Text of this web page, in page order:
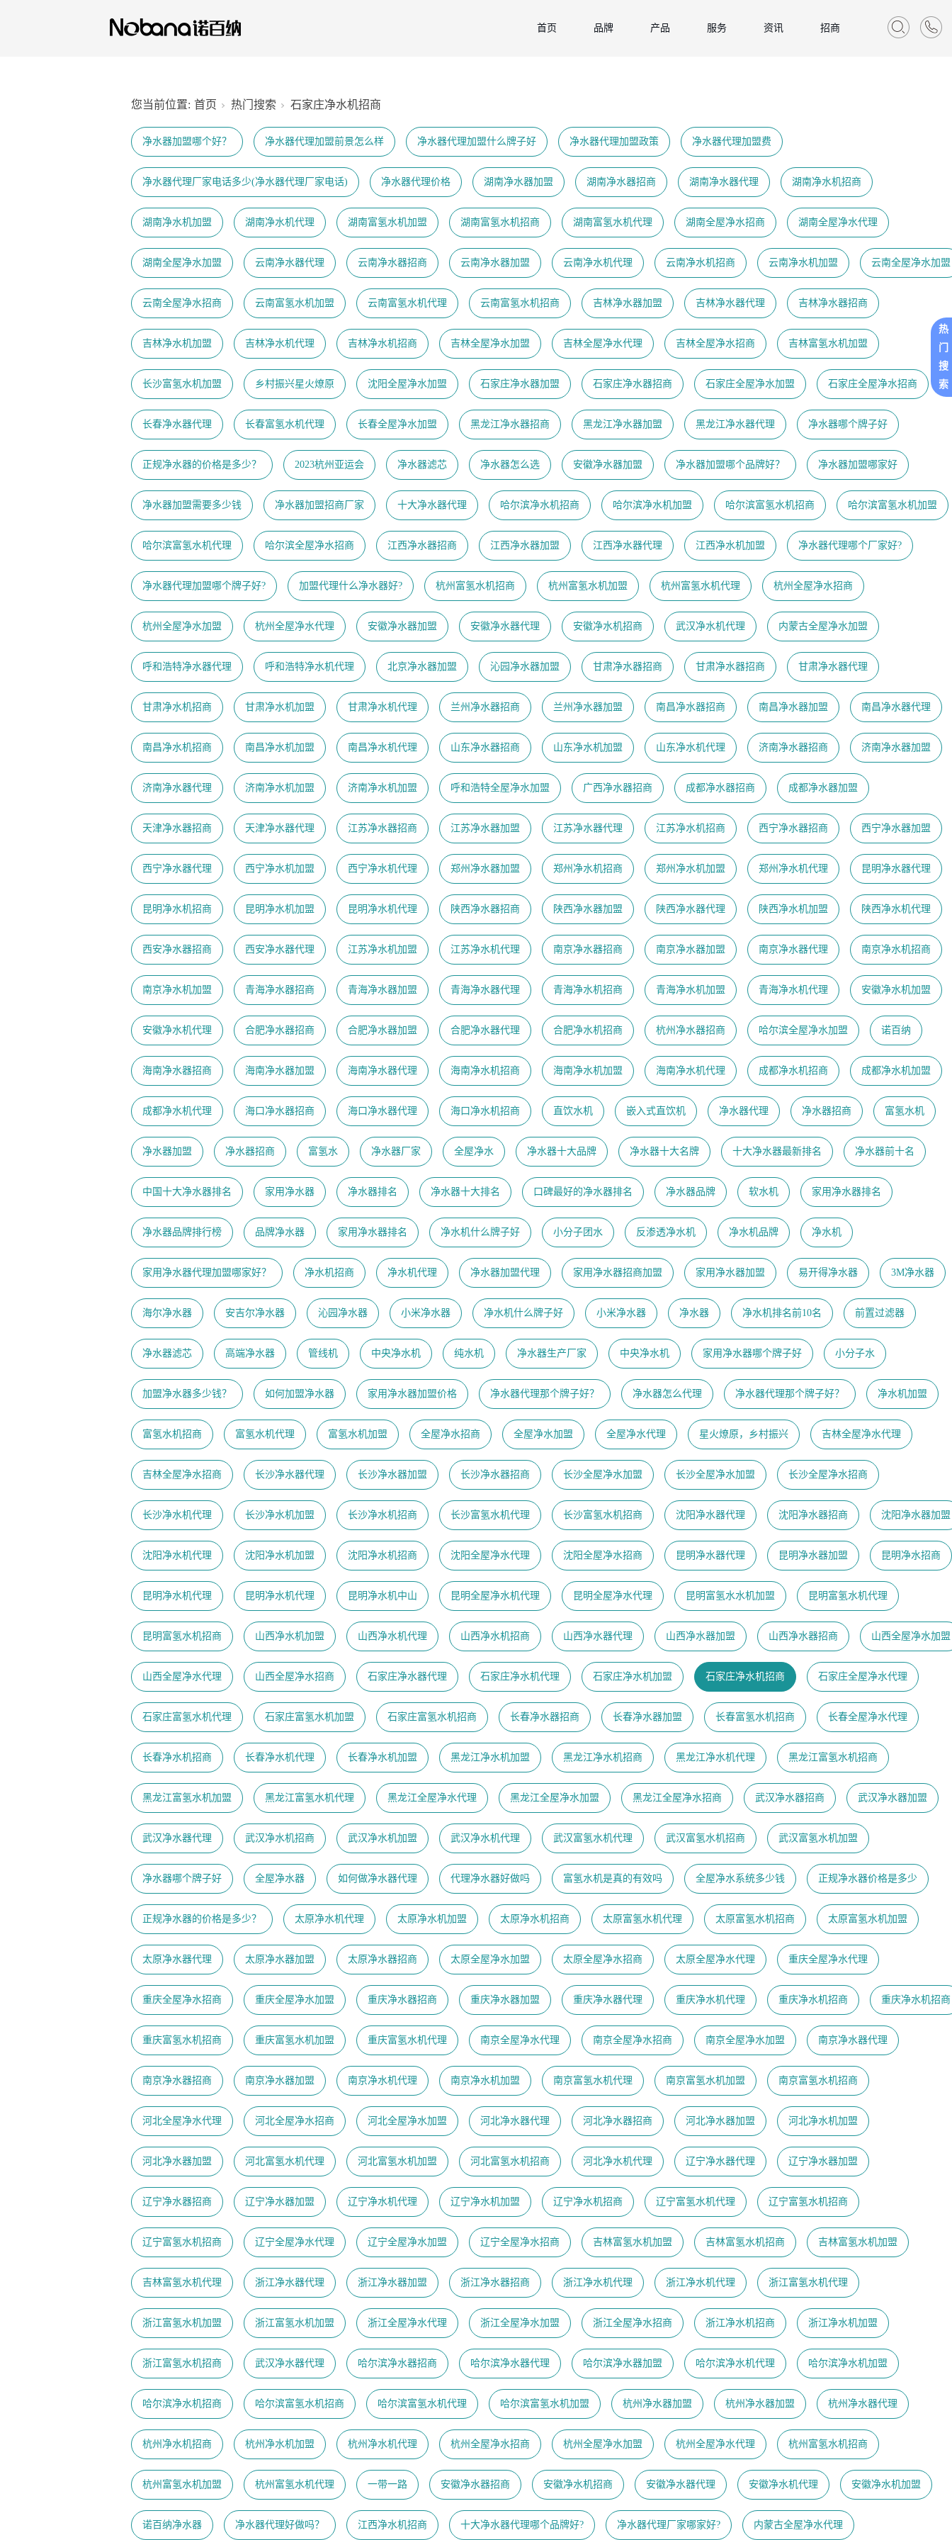
首页 品牌 产品 服务 资讯 招商
您当前位置: 首页 热门搜索 石家庄净水机招商
净水器加盟哪个好？ 净水器代理加盟前景怎么样 净水器代理加盟什么牌子好 净水器代理加盟政策 净水器代理加盟费
净水器代理厂家电话多少(净水器代理厂家电话) 净水器代理价格 湖南净水器加盟 湖南净水器招商 湖南净水器代理 湖南净水机招商
湖南净水机加盟 湖南净水机代理 湖南富氢水机加盟 湖南富氢水机招商 湖南富氢水机代理 湖南全屋净水招商 湖南全屋净水代理
湖南全屋净水加盟 云南净水器代理 云南净水器招商 云南净水器加盟 云南净水机代理 云南净水机招商 云南净水机加盟 云南全屋净水加盟
云南全屋净水招商 云南富氢水机加盟 云南富氢水机代理 云南富氢水机招商 吉林净水器加盟 吉林净水器代理 吉林净水器招商
吉林净水机加盟 吉林净水机代理 吉林净水机招商 吉林全屋净水加盟 吉林全屋净水代理 吉林全屋净水招商 吉林富氢水机加盟
长沙富氢水机加盟 乡村振兴星火燎原 沈阳全屋净水加盟 石家庄净水器加盟 石家庄净水器招商 石家庄全屋净水加盟 石家庄全屋净水招商
长春净水器代理 长春富氢水机代理 长春全屋净水加盟 黑龙江净水器招商 黑龙江净水器加盟 黑龙江净水器代理 净水器哪个牌子好
正规净水器的价格是多少？ 2023杭州亚运会 净水器滤芯 净水器怎么选 安徽净水器加盟 净水器加盟哪个品牌好？ 净水器加盟哪家好
净水器加盟需要多少钱 净水器加盟招商厂家 十大净水器代理 哈尔滨净水机招商 哈尔滨净水机加盟 哈尔滨富氢水机招商 哈尔滨富氢水机加盟
哈尔滨富氢水机代理 哈尔滨全屋净水招商 江西净水器招商 江西净水器加盟 江西净水器代理 江西净水机加盟 净水器代理哪个厂家好?
净水器代理加盟哪个牌子好? 加盟代理什么净水器好? 杭州富氢水机招商 杭州富氢水机加盟 杭州富氢水机代理 杭州全屋净水招商
杭州全屋净水加盟 杭州全屋净水代理 安徽净水器加盟 安徽净水器代理 安徽净水机招商 武汉净水机代理 内蒙古全屋净水加盟
呼和浩特净水器代理 呼和浩特净水机代理 北京净水器加盟 沁园净水器加盟 甘肃净水器招商 甘肃净水器招商 甘肃净水器代理
甘肃净水机招商 甘肃净水机加盟 甘肃净水机代理 兰州净水器招商 兰州净水器加盟 南昌净水器招商 南昌净水器加盟 南昌净水器代理
南昌净水机招商 南昌净水机加盟 南昌净水机代理 山东净水器招商 山东净水机加盟 山东净水机代理 济南净水器招商 济南净水器加盟
济南净水器代理 济南净水机加盟 济南净水机加盟 呼和浩特全屋净水加盟 广西净水器招商 成都净水器招商 成都净水器加盟
天津净水器招商 天津净水器代理 江苏净水器招商 江苏净水器加盟 江苏净水器代理 江苏净水机招商 西宁净水器招商 西宁净水器加盟
西宁净水器代理 西宁净水机加盟 西宁净水机代理 郑州净水器加盟 郑州净水机招商 郑州净水机加盟 郑州净水机代理 昆明净水器代理
昆明净水机招商 昆明净水机加盟 昆明净水机代理 陕西净水器招商 陕西净水器加盟 陕西净水器代理 陕西净水机加盟 陕西净水机代理
西安净水器招商 西安净水器代理 江苏净水机加盟 江苏净水机代理 南京净水器招商 南京净水器加盟 南京净水器代理 ​南京净水机招商
南京净水机加盟 青海净水器招商 青海净水器加盟 青海净水器代理 青海净水机招商 青海净水机加盟 青海净水机代理 安徽净水机加盟
安徽净水机代理 合肥净水器招商 合肥净水器加盟 合肥净水器代理 合肥净水机招商 杭州净水器招商 哈尔滨全屋净水加盟 诺百纳
海南净水器招商 海南净水器加盟 海南净水器代理 海南净水机招商 海南净水机加盟 海南净水机代理 成都净水机招商 成都净水机加盟
成都净水机代理 海口净水器招商 海口净水器代理 海口净水机招商 直饮水机 嵌入式直饮机 净水器代理 净水器招商 富氢水机
净水器加盟 净水器招商 富氢水 净水器厂家 全屋净水 净水器十大品牌 净水器十大名牌 十大净水器最新排名 净水器前十名
中国十大净水器排名 家用净水器 净水器排名 净水器十大排名 口碑最好的净水器排名 净水器品牌 软水机 家用净水器排名
净水器品牌排行榜 品牌净水器 家用净水器排名 净水机什么牌子好 小分子团水 反渗透净水机 净水机品牌 净水机
家用净水器代理加盟哪家好？ 净水机招商 净水机代理 净水器加盟代理 家用净水器招商加盟 家用净水器加盟 易开得净水器 3M净水器
海尔净水器 安吉尔净水器 沁园净水器 小米净水器 净水机什么牌子好 小米净水器 净水器 净水机排名前10名 前置过滤器
净水器滤芯 高端净水器 管线机 中央净水机 纯水机 净水器生产厂家 中央净水机 家用净水器哪个牌子好 小分子水
加盟净水器多少钱？ 如何加盟净水器 家用净水器加盟价格 净水器代理那个牌子好？ 净水器怎么代理 净水器代理那个牌子好？ 净水机加盟
富氢水机招商 富氢水机代理 富氢水机加盟 全屋净水招商 全屋净水加盟 全屋净水代理 星火燎原，乡村振兴 吉林全屋净水代理
吉林全屋净水招商 长沙净水器代理 长沙净水器加盟 长沙净水器招商 长沙全屋净水加盟 长沙全屋净水加盟 长沙全屋净水招商
长沙净水机代理 长沙净水机加盟 长沙净水机招商 长沙富氢水机代理 长沙富氢水机招商 沈阳净水器代理 沈阳净水器招商 沈阳净水器加盟
沈阳净水机代理 沈阳净水机加盟 沈阳净水机招商 沈阳全屋净水代理 沈阳全屋净水招商 昆明净水器代理 昆明净水器加盟 昆明净水招商
昆明净水机代理 昆明净水机代理 昆明净水机中山 昆明全屋净水机代理 昆明全屋净水代理 昆明富氢水水机加盟 昆明富氢水机代理
昆明富氢水机招商 山西净水机加盟 山西净水机代理 山西净水机招商 山西净水器代理 山西净水器加盟 山西净水器招商 山西全屋净水加盟
山西全屋净水代理 山西全屋净水招商 石家庄净水器代理 石家庄净水机代理 石家庄净水机加盟 石家庄净水机招商 石家庄全屋净水代理
石家庄富氢水机代理 石家庄富氢水机加盟 石家庄富氢水机招商 长春净水器招商 长春净水器加盟 长春富氢水机招商 长春全屋净水代理
长春净水机招商 长春净水机代理 长春净水机加盟 黑龙江净水机加盟 黑龙江净水机招商 黑龙江净水机代理 黑龙江富氢水机招商
黑龙江富氢水机加盟 黑龙江富氢水机代理 黑龙江全屋净水代理 黑龙江全屋净水加盟 黑龙江全屋净水招商 武汉净水器招商 武汉净水器加盟
武汉净水器代理 武汉净水机招商 武汉净水机加盟 武汉净水机代理 武汉富氢水机代理 武汉富氢水机招商 武汉富氢水机加盟
净水器哪个牌子好 全屋净水器 如何做净水器代理 代理净水器好做吗 富氢水机是真的有效吗 全屋净水系统多少钱 正规净水器价格是多少
正规净水器的价格是多少？ 太原净水机代理 太原净水机加盟 太原净水机招商 太原富氢水机代理 太原富氢水机招商 太原富氢水机加盟
太原净水器代理 太原净水器加盟 太原净水器招商 太原全屋净水加盟 太原全屋净水招商 太原全屋净水代理 重庆全屋净水代理
重庆全屋净水招商 重庆全屋净水加盟 重庆净水器招商 重庆净水器加盟 重庆净水器代理 重庆净水机代理 重庆净水机招商 重庆净水机招商
重庆富氢水机招商 重庆富氢水机加盟 重庆富氢水机代理 南京全屋净水代理 南京全屋净水招商 南京全屋净水加盟 南京净水器代理
南京净水器招商 南京净水器加盟 南京净水机代理 南京净水机加盟 南京富氢水机代理 南京富氢水机加盟 南京富氢水机招商
河北全屋净水代理 河北全屋净水招商 河北全屋净水加盟 河北净水器代理 河北净水器招商 河北净水器加盟 河北净水机加盟
河北净水器加盟 河北富氢水机代理 河北富氢水机加盟 河北富氢水机招商 河北净水机代理 辽宁净水器代理 辽宁净水器加盟
辽宁净水器招商 辽宁净水器加盟 辽宁净水机代理 辽宁净水机加盟 辽宁净水机招商 辽宁富氢水机代理 辽宁富氢水机招商
辽宁富氢水机招商 辽宁全屋净水代理 辽宁全屋净水加盟 辽宁全屋净水招商 吉林富氢水机加盟 吉林富氢水机招商 吉林富氢水机加盟
吉林富氢水机代理 浙江净水器代理 浙江净水器加盟 浙江净水器招商 浙江净水机代理 浙江净水机代理 浙江富氢水机代理
浙江富氢水机加盟 浙江富氢水机加盟 浙江全屋净水代理 浙江全屋净水加盟 浙江全屋净水招商 浙江净水机招商 浙江净水机加盟
浙江富氢水机招商 武汉净水器代理 哈尔滨净水器招商 哈尔滨净水器代理 哈尔滨净水器加盟 哈尔滨净水机代理 哈尔滨净水机加盟
哈尔滨净水机招商 哈尔滨富氢水机招商 哈尔滨富氢水机代理 哈尔滨富氢水机加盟 杭州净水器加盟 杭州净水器加盟 杭州净水器代理
杭州净水机招商 杭州净水机加盟 杭州净水机代理 杭州全屋净水招商 杭州全屋净水加盟 杭州全屋净水代理 杭州富氢水机招商
杭州富氢水机加盟 杭州富氢水机代理 一带一路 安徽净水器招商 安徽净水机招商 安徽净水器代理 安徽净水机代理 安徽净水机加盟
诺百纳净水器 净水器代理好做吗？ 江西净水机招商 十大净水器代理哪个品牌好? 净水器代理厂家哪家好? 内蒙古全屋净水代理
热
门
搜
索